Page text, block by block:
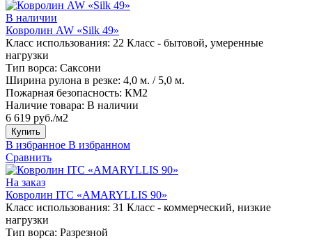
В наличии
Ковролин AW «Silk 49»
Класс использования: 22 Класс - бытовой, умеренные
нагрузки
Тип ворса: Саксони
Ширина рулона в резке: 4,0 м. / 5,0 м.
Пожарная безопасность: КМ2
Наличие товара: В наличии
6 619 руб./м2
Купить
В избранное В избранном
Сравнить
На заказ
Ковролин ITC «AMARYLLIS 90»
Класс использования: 31 Класс - коммерческий, низкие
нагрузки
Тип ворса: Разрезной